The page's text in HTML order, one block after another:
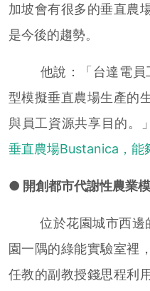
加坡會有很多的垂直農
是今後的趨勢。
他說：「台達電員
型模擬垂直農場生產的
與員工資源共享目的。」
垂直農場Bustanica，能
● 開創都市代謝性農業
位於花園城市西邊的
園一隅的綠能實驗室裡
任教的副教授錢思程利